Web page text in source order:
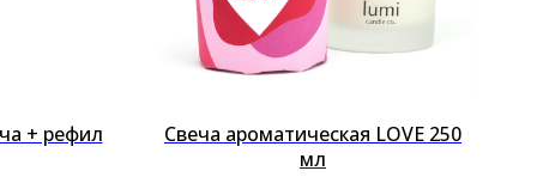
+ рефил
Свеча ароматическая LOVE 250
мл